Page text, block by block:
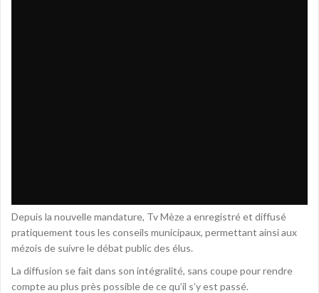
Depuis la nouvelle mandature, Tv Mèze a enregistré et diffusé
pratiquement tous les conseils municipaux, permettant ainsi aux
mézois de suivre le débat public des élus.
La diffusion se fait dans son intégralité, sans coupe pour rendre
compte au plus près possible de ce qu’il s’y est passé.